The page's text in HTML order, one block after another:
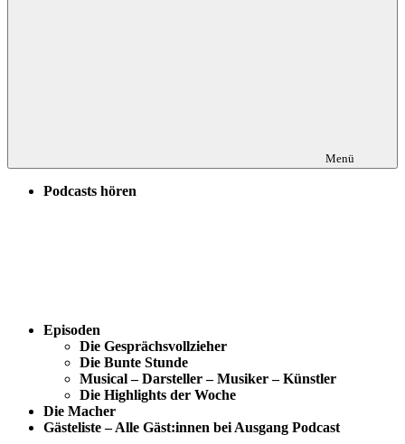
Menü
Podcasts hören
Episoden
Die Gesprächsvollzieher
Die Bunte Stunde
Musical – Darsteller – Musiker – Künstler
Die Highlights der Woche
Die Macher
Gästeliste – Alle Gäst:innen bei Ausgang Podcast